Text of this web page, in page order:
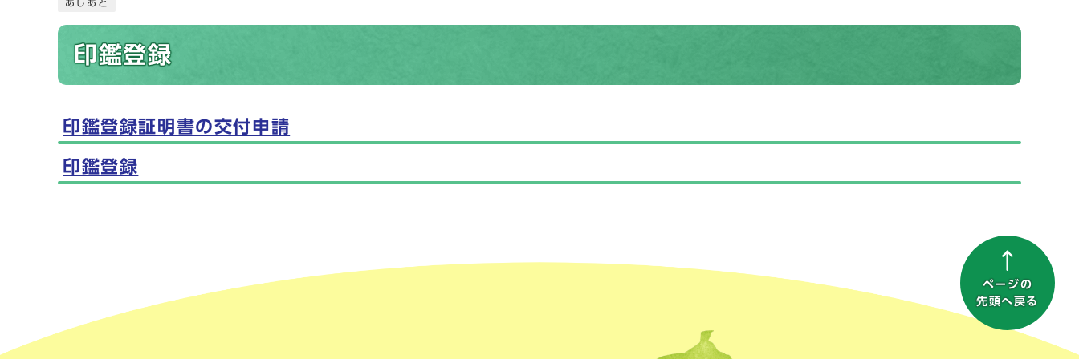
あしあと
印鑑登録
メインメニュー
印鑑登録証明書の交付申請
印鑑登録
ページの
先頭へ戻る